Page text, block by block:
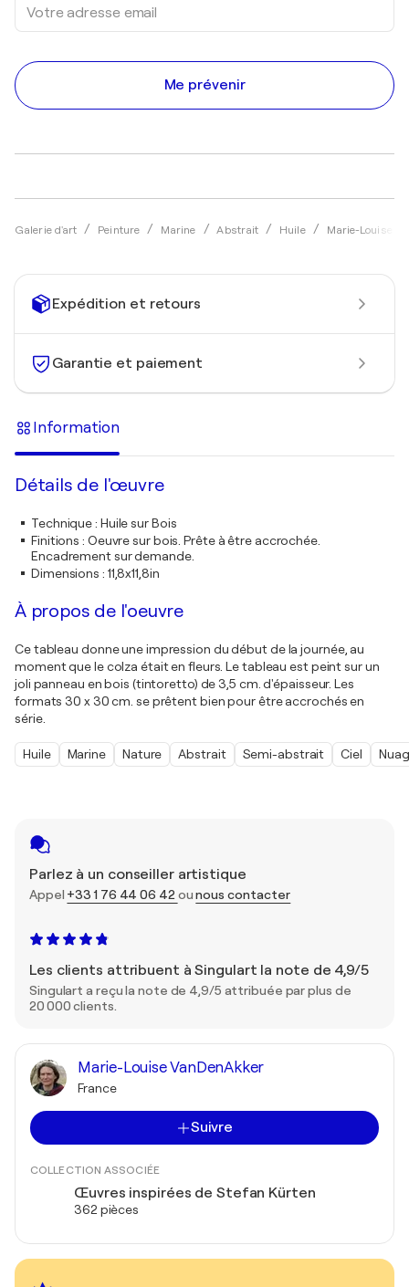
Galerie d'art Peinture Marine Abstrait Huile Marie-Louise
Me prévenir
Expédition et retours
Garantie et paiement
Parlez à un conseiller artistique
Appel +33 1 76 44 06 42 ounous contacter
Les clients attribuent à Singulart la note de 4,9/5
Singulart a reçu la note de 4,9/5 attribuée par plus de
20 000 clients.
Marie-Louise VanDenAkker
France
Suivre
COLLECTION ASSOCIÉE
Œuvres inspirées de Stefan Kürten
362 pièces
Information
Détails de l'œuvre
Technique: Huile sur Bois
Finitions : Oeuvre sur bois. Prête à être accrochée.
Encadrement sur demande.
Dimensions : 11,8x11,8in
À propos de l'oeuvre
Ce tableau donne une impression du début de la journée, au
moment que le colza était en fleurs. Le tableau est peint sur un
joli panneau en bois (tintoretto) de 3,5 cm. d'épaisseur. Les
formats 30 x 30 cm. se prêtent bien pour être accrochés en
série.
Huile Marine Nature Abstrait Semi-abstrait Ciel